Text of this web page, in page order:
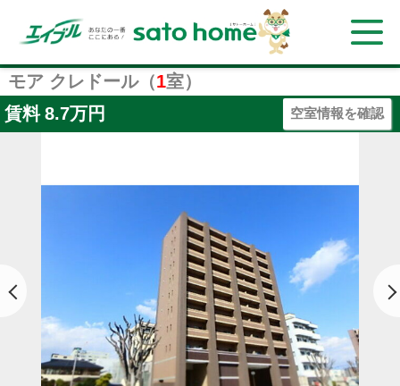
モア クレドール（1室）
賃料 8.7万円 空室情報を確認